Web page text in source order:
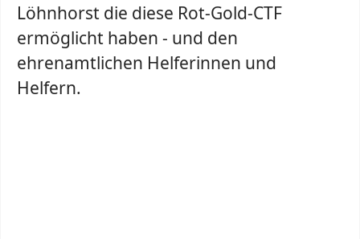
Löhnhorst die diese Rot-Gold-CTF
ermöglicht haben - und den
ehrenamtlichen Helferinnen und
Helfern.